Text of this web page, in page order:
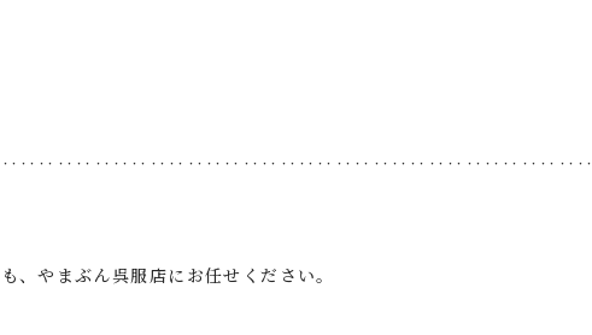
、やまぶん呉服店にお任せください。